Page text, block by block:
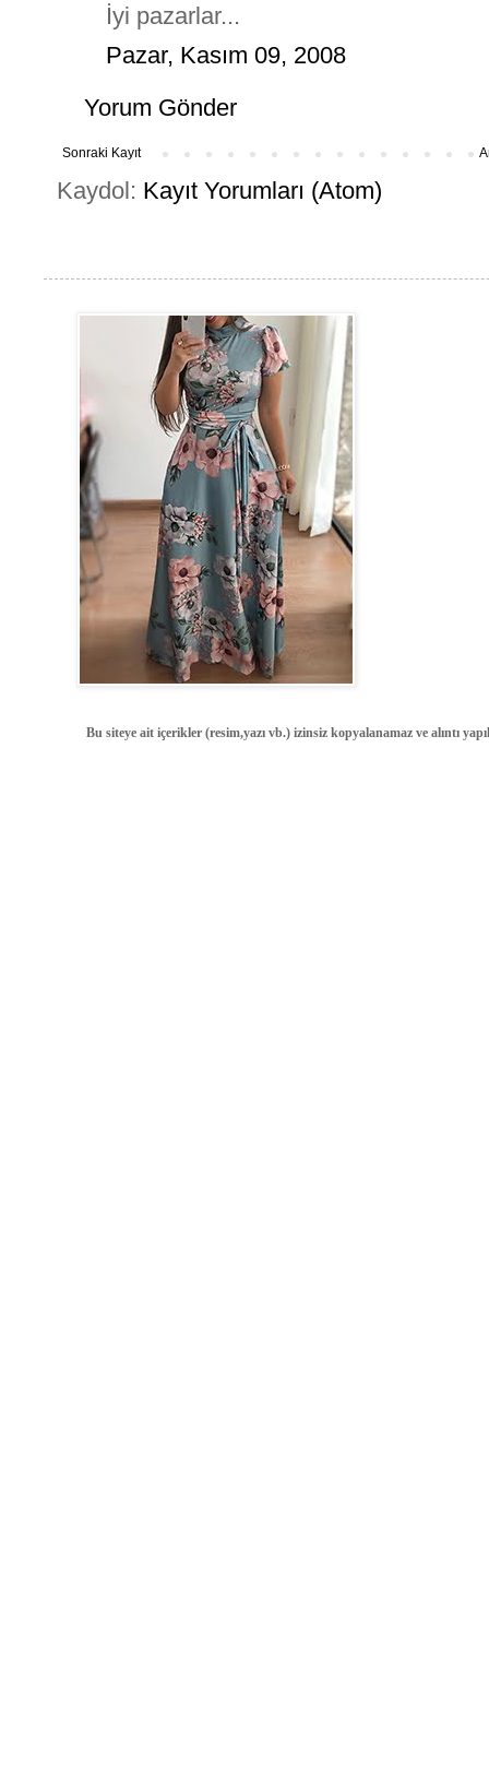
İyi pazarlar...
Pazar, Kasım 09, 2008
Yorum Gönder
Sonraki Kayıt
Kaydol: Kayıt Yorumları (Atom)
Bu siteye ait içerikler (resim,yazı vb.) izinsiz kopyalanamaz ve alıntı